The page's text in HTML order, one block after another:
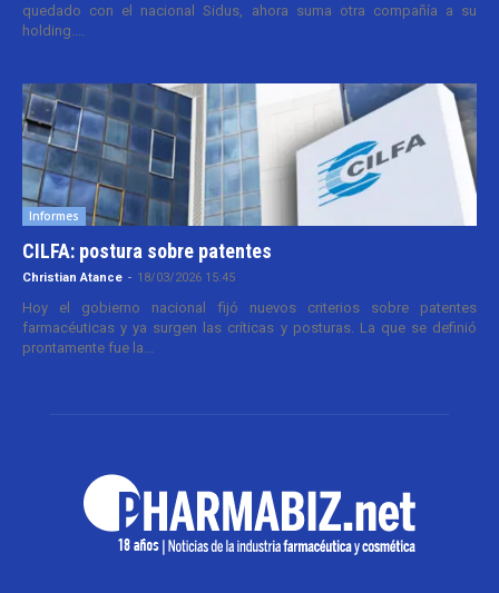
quedado con el nacional Sidus, ahora suma otra compañía a su
holding....
Informes
CILFA: postura sobre patentes
Christian Atance - 18/03/2026 15:45
Hoy el gobierno nacional fijó nuevos criterios sobre patentes
farmacéuticas y ya surgen las críticas y posturas. La que se definió
prontamente fue la...